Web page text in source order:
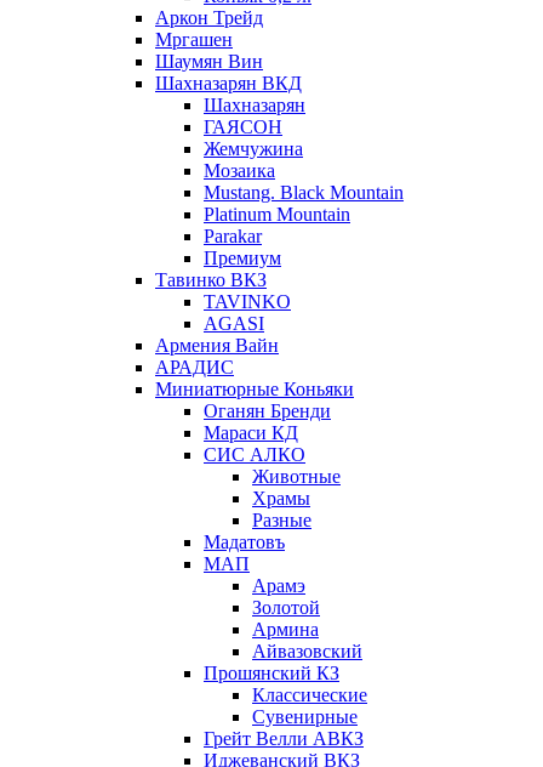
Аркон Трейд
Мргашен
Шаумян Вин
Шахназарян ВКД
Шахназарян
ГАЯСОН
Жемчужина
Мозаика
Mustang. Black Mountain
Platinum Mountain
Parakar
Премиум
Тавинко ВКЗ
TAVINKO
AGASI
Армения Вайн
АРАДИС
Миниатюрные Коньяки
Оганян Бренди
Мараси КД
СИС АЛКО
Животные
Храмы
Разные
Мадатовъ
МАП
Арамэ
Золотой
Армина
Айвазовский
Прошянский КЗ
Классические
Сувенирные
Грейт Велли АВКЗ
Иджеванский ВКЗ